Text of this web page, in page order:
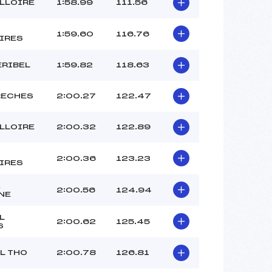
:
-10
1:58.99 111.56
1:59.60 116.76
1:59.82 118.63
2:00.27 122.47
2:00.32 122.89
2:00.36 123.23
2:00.56 124.94
2:00.62 125.45
THO 2:00.78 126.81